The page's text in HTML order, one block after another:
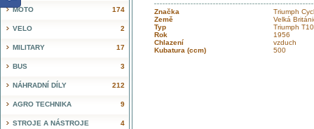
Značka
Triumph
Země
Velká
Typ
Triumph
Rok
1956
Chlazení
vzduch
Kubatura (ccm)
500
174
MOTO
2
VELO
17
MILITARY
3
BUS
212
NÁHRADNÍ DÍLY
9
AGRO TECHNIKA
4
STROJE A NÁSTROJE